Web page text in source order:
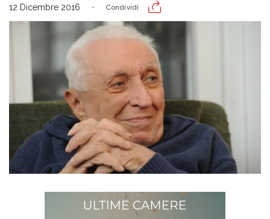
12 Dicembre 2016 Condividi